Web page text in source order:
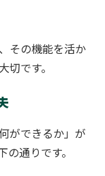
その機能を活か
です。
ができるか」が
通りです。